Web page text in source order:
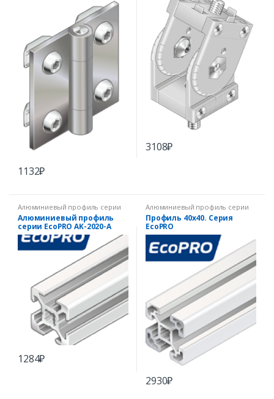
1132₽
3108₽
Алюминиевый профиль серии
EcoPRO
Алюминиевый профиль
серии EcoPRO AK-2020-A
1284₽
Алюминиевый профиль серии
EcoPRO
Профиль 40х40. Серия
EcoPRO
2930₽